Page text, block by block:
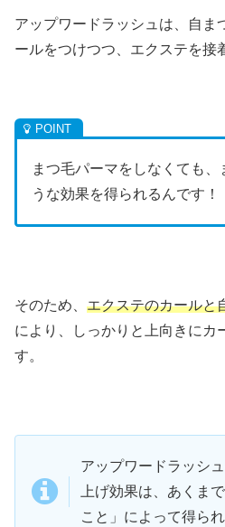
アップワードラッシュは、自ま
ールをつけつつ、エクステを接
まつ毛パーマをしなくても、
うな効果を得られるんです！
そのため、 エクステのカールと
により、しっかりと上向きにカ
す。
アップワードラッシ
上げ効果は、あくま
こと」によって得ら